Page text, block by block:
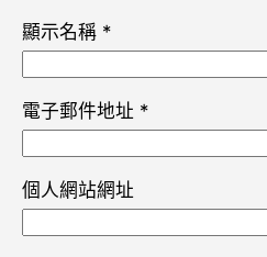
顯示名稱 *
電子郵件地址 *
個人網站網址